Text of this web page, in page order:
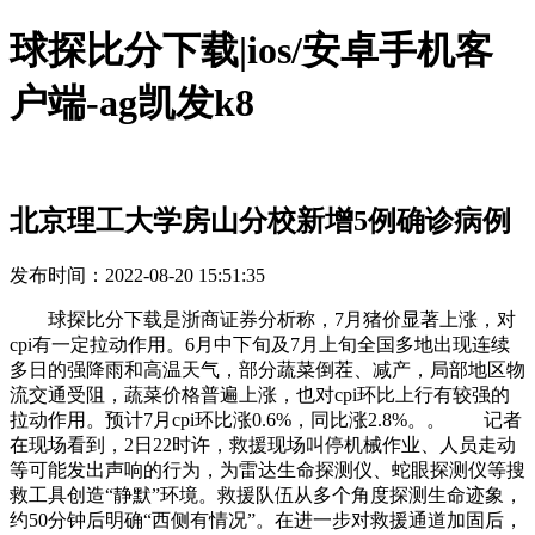
球探比分下载|ios/安卓手机客
户端-ag凯发k8
北京理工大学房山分校新增5例确诊病例
发布时间：2022-08-20 15:51:35
球探比分下载是浙商证券分析称，7月猪价显著上涨，对
cpi有一定拉动作用。6月中下旬及7月上旬全国多地出现连续
多日的强降雨和高温天气，部分蔬菜倒茬、减产，局部地区物
流交通受阻，蔬菜价格普遍上涨，也对cpi环比上行有较强的
拉动作用。预计7月cpi环比涨0.6%，同比涨2.8%。。 记者
在现场看到，2日22时许，救援现场叫停机械作业、人员走动
等可能发出声响的行为，为雷达生命探测仪、蛇眼探测仪等搜
救工具创造“静默”环境。救援队伍从多个角度探测生命迹象，
约50分钟后明确“西侧有情况”。在进一步对救援通道加固后，